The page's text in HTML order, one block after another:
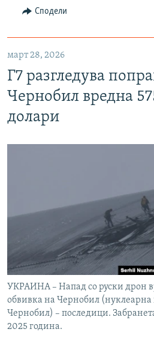
Сподели
март 28, 2026
Г7 разгледува
Чернобил вредна
долари
УКРАИНА – Напад со руски дрон
обвивка на Чернобил (нуклеарна
Чернобил) – последици.
2025 година.